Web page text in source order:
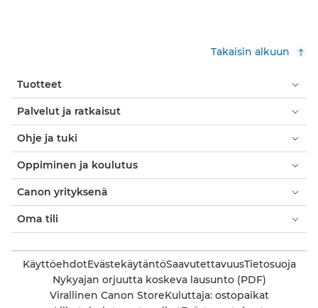
Takaisin alkuun
Tuotteet
Palvelut ja ratkaisut
Ohje ja tuki
Oppiminen ja koulutus
Canon yrityksenä
Oma tili
KäyttöehdotEvästekäytäntöSaavutettavuusTietosuoja
Nykyajan orjuutta koskeva lausunto (PDF)
Virallinen Canon StoreKuluttaja: ostopaikat